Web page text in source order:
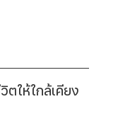
ให้ใกล้เคียง